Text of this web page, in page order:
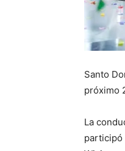
Santo
próximo
La
participó